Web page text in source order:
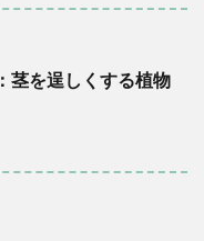
茎を逞しくする植物